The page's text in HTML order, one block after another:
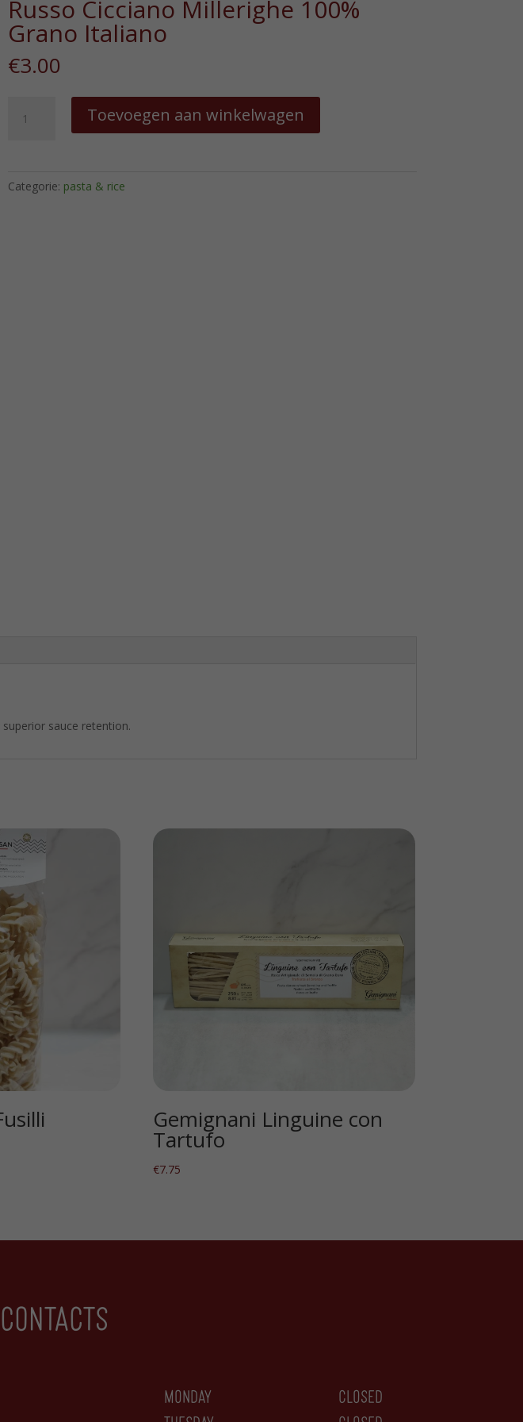
Russo Cicciano Millerighe 100%
Grano Italiano
€3.00
Cicciano
Italiano
Toevoegen aan winkelwagen
Categorie: pasta & rice
sauce retention.
Gemignani Linguine con
Tartufo
€7.75
monday
closed